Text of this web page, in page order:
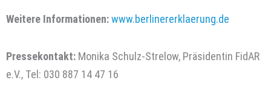
Weitere Informationen:www.berlinererklaerung.de
Pressekontakt: Monika Schulz-Strelow, Präsidentin FidAR
e.V., Tel: 030 887 14 47 16